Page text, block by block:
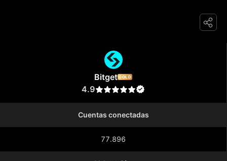
Bitget GOLD
4.9
Cuentas conectadas
77.896